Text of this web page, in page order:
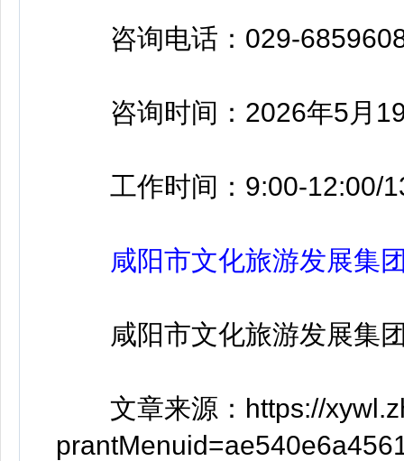
咨询电话：029-
咨询时间：2026年5月
工作时间：9:00-12:00/
咸阳市文化旅游发展集
咸阳市文化旅游发展集
文章来源：https://